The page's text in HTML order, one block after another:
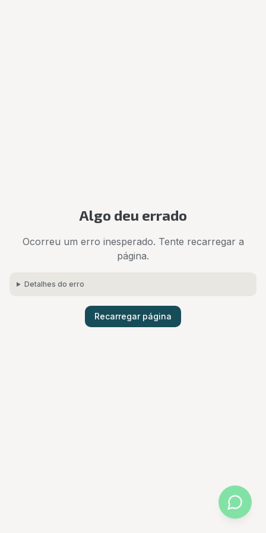
Algo deu errado
Ocorreu um erro inesperado. Tente recarregar a
página.
Detalhes do erro
Recarregar página